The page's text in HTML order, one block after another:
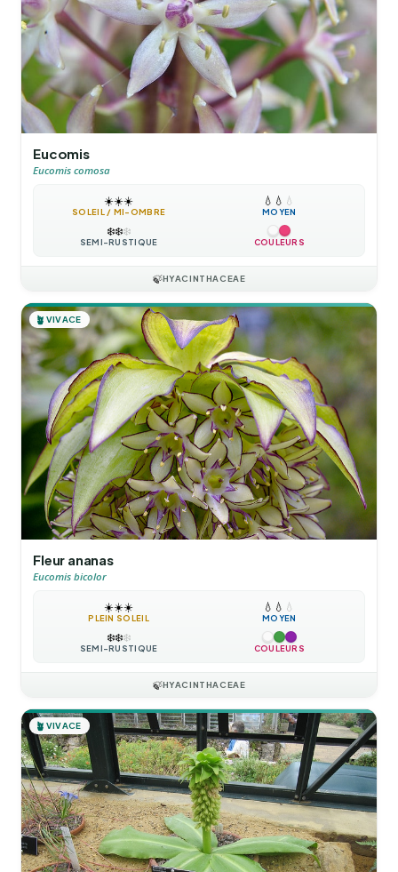
Eucomis
Eucomis comosa
☀️☀️☀️
SOLEIL / MI-OMBRE
💧 💧 💧
MOYEN
❄️❄️❄️
SEMI-RUSTIQUE COULEURS
🍃HYACINTHACEAE
🪴 VIVACE
Fleur ananas
Eucomis bicolor
☀️☀️☀️
PLEIN SOLEIL
💧 💧 💧
MOYEN
❄️❄️❄️
SEMI-RUSTIQUE COULEURS
🍃HYACINTHACEAE
🪴 VIVACE